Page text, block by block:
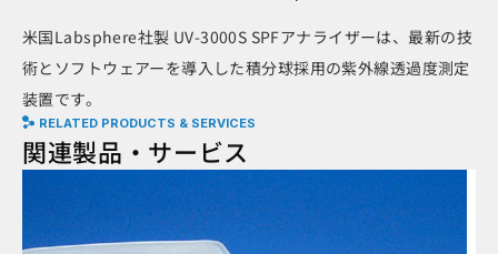
米国Labsphere社製 UV-3000S SPFアナライザーは、最新の技
術とソフトウェアーを導入した積分球採用の紫外線透過度測定
装置です。
RELATED PRODUCTS & SERVICES
関連製品・サービス